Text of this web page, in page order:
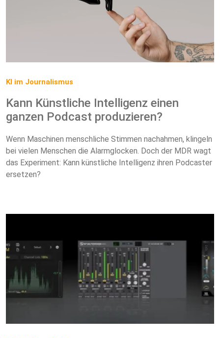
KI im Journalismus
Kann Künstliche Intelligenz einen
ganzen Podcast produzieren?
Wenn Maschinen menschliche Stimmen nachahmen, klingeln
bei vielen Menschen die Alarmglocken. Doch der MDR wagt
das Experiment: Kann künstliche Intelligenz ihren Podcaster
ersetzen?